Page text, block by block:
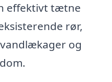
effektivt tætne
rør,
og